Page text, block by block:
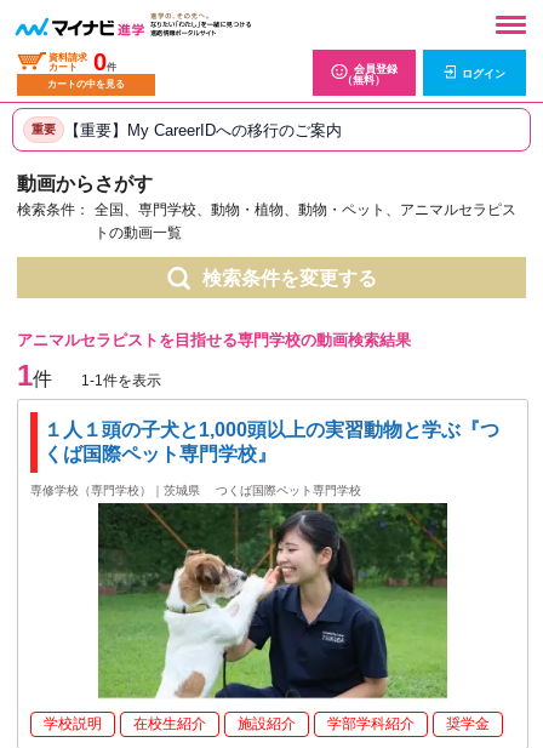
資料請求
カート
0件
カートの中を見る
会員登録
（無料）
ログイン
重要 【重要】My CareerIDへの移行のご案内
動画からさがす
検索条件：
全国、専門学校、動物・植物、動物・ペット、アニマルセラピス
トの動画一覧
検索条件を変更する
アニマルセラピストを目指せる専門学校の動画検索結果
1件 1-1件を表示
１人１頭の子犬と1,000頭以上の実習動物と学ぶ『つ
くば国際ペット専門学校』
専修学校（専門学校）｜茨城県 つくば国際ペット専門学校
学校説明 在校生紹介 施設紹介 学部学科紹介 奨学金